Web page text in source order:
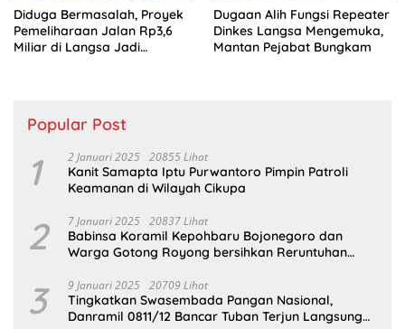
Diduga Bermasalah, Proyek
Pemeliharaan Jalan Rp3,6
Miliar di Langsa Jadi
Dugaan Alih Fungsi Repeater
Dinkes Langsa Mengemuka,
Mantan Pejabat Bungkam
Popular Post
1 2 Januari 2025 20855 Lihat
Kanit Samapta Iptu Purwantoro Pimpin Patroli
Keamanan di Wilayah Cikupa
2 7 Januari 2025 20837 Lihat
Babinsa Koramil Kepohbaru Bojonegoro dan
Warga Gotong Royong bersihkan Reruntuhan
3 9 Januari 2025 20709 Lihat
Tingkatkan Swasembada Pangan Nasional,
Danramil 0811/12 Bancar Tuban Terjun Langsung